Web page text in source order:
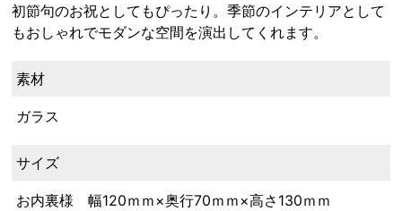
初節句のお祝としてもぴったり。季節のインテリアとして
もおしゃれでモダンな空間を演出してくれます。
素材
ガラス
サイズ
お内裏様 幅120ｍｍ×奥行70ｍｍ×高さ130ｍｍ